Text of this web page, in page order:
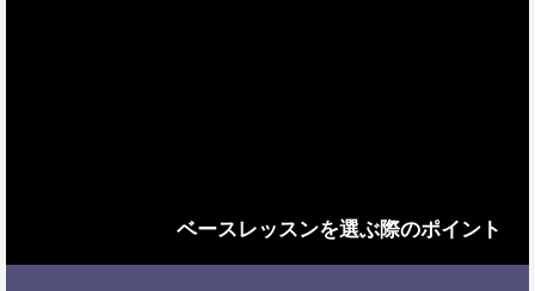
ベースレッスンを選ぶ際のポイント